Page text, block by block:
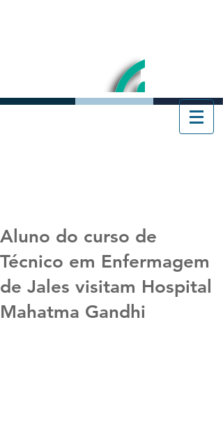
Aluno do curso de
Técnico em Enfermagem
de Jales visitam Hospital
Mahatma Gandhi